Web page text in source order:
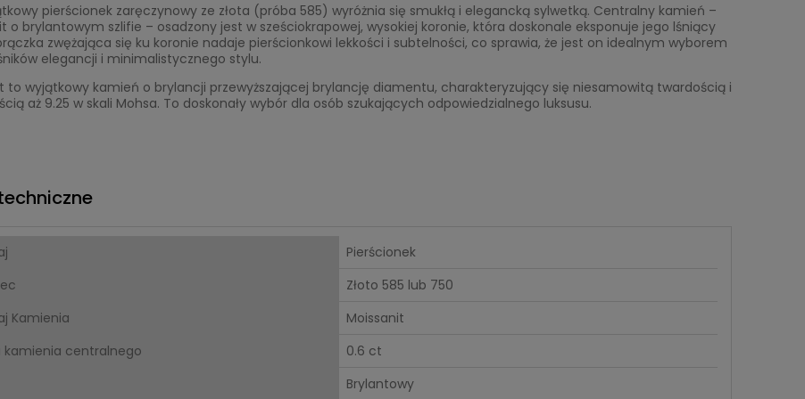
pierścionek zaręczynowy ze złota (próba 585) wyróżnia się smukłą i elegancką sylwetką. Centralny kamień –
o brylantowym szlifie – osadzony jest w sześciokrapowej, wysokiej koronie, która doskonale eksponuje jego lśniący
zwężająca się ku koronie nadaje pierścionkowi lekkości i subtelności, co sprawia, że jest on idealnym wyborem
elegancji i minimalistycznego stylu.
to wyjątkowy kamień o brylancji przewyższającej brylancję diamentu, charakteryzujący się niesamowitą twardością i
aż 9.25 w skali Mohsa. To doskonały wybór dla osób szukających odpowiedzialnego luksusu.
Pierścionek
Złoto 585 lub 750
Kamienia
Moissanit
kamienia centralnego
0.6 ct
Brylantowy